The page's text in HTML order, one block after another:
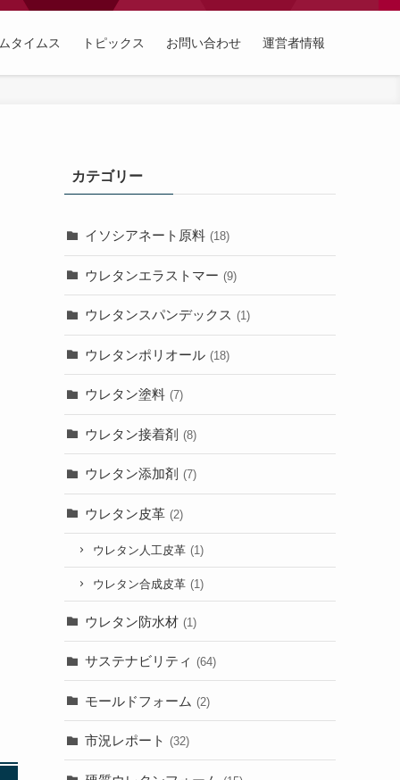
タイムス トピックス お問い合わせ 運営者情報
カテゴリー
イソシアネート原料 (18)
ウレタンエラストマー (9)
ウレタンスパンデックス (1)
ウレタンポリオール (18)
ウレタン塗料 (7)
ウレタン接着剤 (8)
ウレタン添加剤 (7)
ウレタン皮革 (2)
ウレタン人工皮革 (1)
ウレタン合成皮革 (1)
ウレタン防水材 (1)
サステナビリティ (64)
モールドフォーム (2)
市況レポート (32)